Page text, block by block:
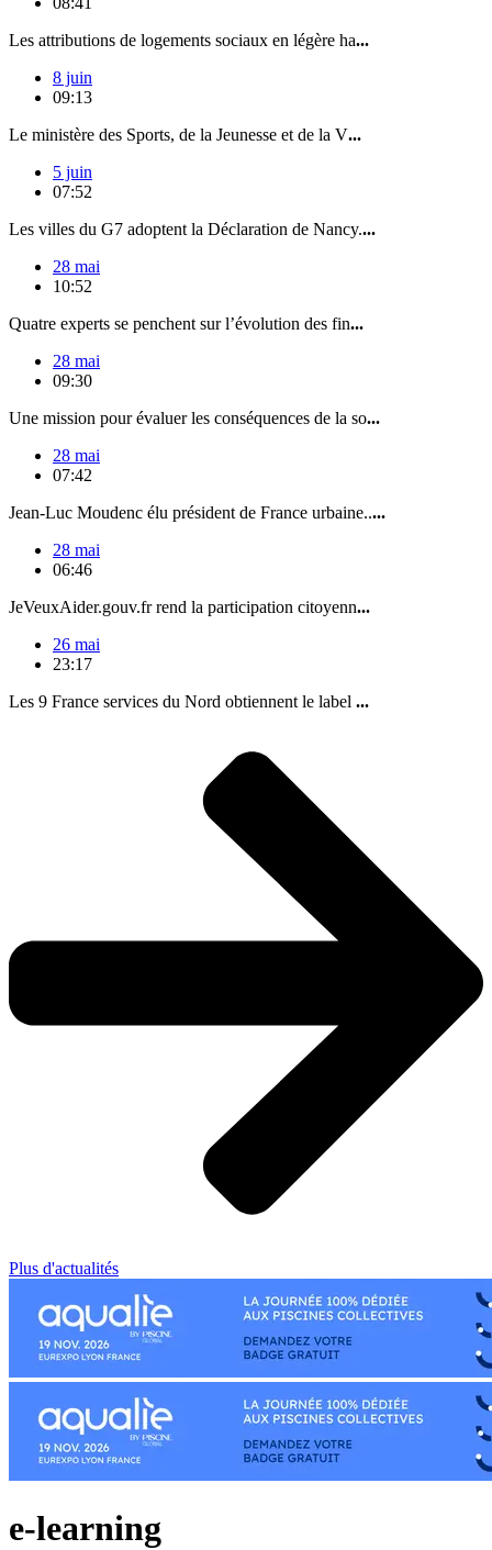
Les attributions de logements sociaux en légère ha...
8 juin
09:13
Le ministère des Sports, de la Jeunesse et de la V...
5 juin
07:52
Les villes du G7 adoptent la Déclaration de Nancy....
28 mai
10:52
Quatre experts se penchent sur l’évolution des fin...
28 mai
09:30
Une mission pour évaluer les conséquences de la so...
28 mai
07:42
Jean-Luc Moudenc élu président de France urbaine.....
28 mai
06:46
JeVeuxAider.gouv.fr rend la participation citoyenn...
26 mai
23:17
Les 9 France services du Nord obtiennent le label ...
Plus d'actualités
e-learning